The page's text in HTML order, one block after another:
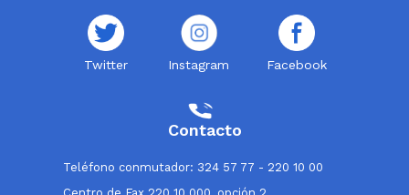
Twitter Instagram Facebook
Contacto
Teléfono conmutador: 324 57 77 - 220 10 00